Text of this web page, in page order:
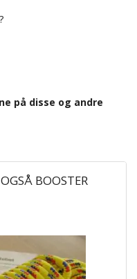
på disse og andre
BOOSTER